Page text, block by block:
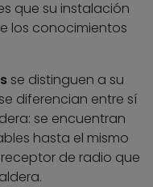
que su instalación
los conocimientos
se distinguen a su
diferencian entre sí
se encuentran
hasta el mismo
de radio que